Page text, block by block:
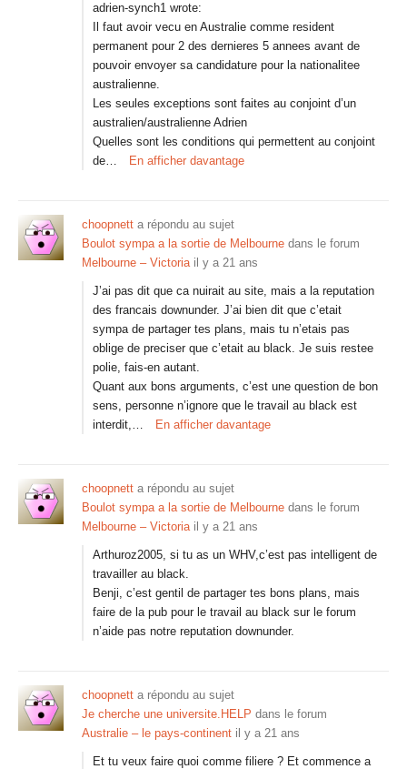
adrien-synch1 wrote:
Il faut avoir vecu en Australie comme resident
permanent pour 2 des dernieres 5 annees avant de
pouvoir envoyer sa candidature pour la nationalitee
australienne.
Les seules exceptions sont faites au conjoint d’un
australien/australienne Adrien
Quelles sont les conditions qui permettent au conjoint
de…
En afficher davantage
choopnett a répondu au sujet
Boulot sympa a la sortie de Melbourne dans le forum
Melbourne – Victoria il y a 21 ans
J’ai pas dit que ca nuirait au site, mais a la reputation
des francais downunder. J’ai bien dit que c’etait
sympa de partager tes plans, mais tu n’etais pas
oblige de preciser que c’etait au black. Je suis restee
polie, fais-en autant.
Quant aux bons arguments, c’est une question de bon
sens, personne n’ignore que le travail au black est
interdit,…
En afficher davantage
choopnett a répondu au sujet
Boulot sympa a la sortie de Melbourne dans le forum
Melbourne – Victoria il y a 21 ans
Arthuroz2005, si tu as un WHV,c’est pas intelligent de
travailler au black.
Benji, c’est gentil de partager tes bons plans, mais
faire de la pub pour le travail au black sur le forum
n’aide pas notre reputation downunder.
choopnett a répondu au sujet
Je cherche une universite.HELP dans le forum
Australie – le pays-continent il y a 21 ans
Et tu veux faire quoi comme filiere ? Et commence a